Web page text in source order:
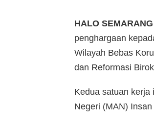
HALO SEMARANG
penghargaan
Wilayah Bebas
dan Reformasi
Kedua satuan kerja
Negeri (MAN)